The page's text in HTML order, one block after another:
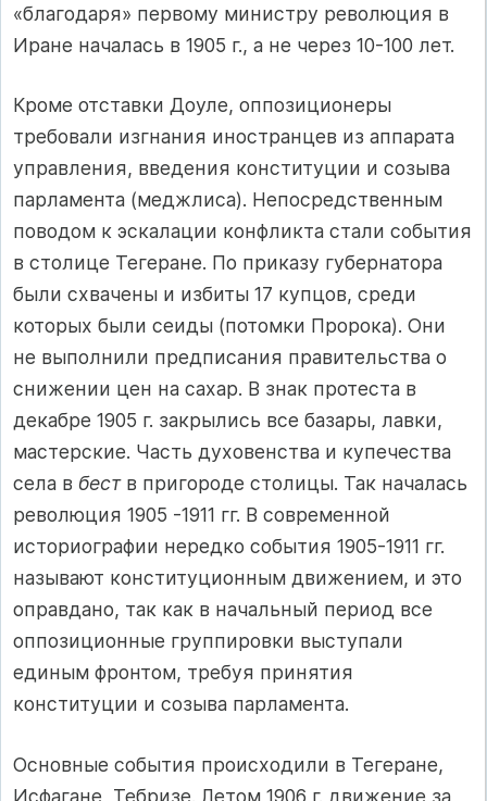
«благодаря» первому министру революция в
Иране началась в 1905 г., а не через 10-100 лет.
Кроме отставки Доуле, оппозиционеры
требовали изгнания иностранцев из аппарата
управления, введения конституции и созыва
парламента (меджлиса). Непосредственным
поводом к эскалации конфликта стали события
в столице Тегеране. По приказу губернатора
были схвачены и избиты 17 купцов, среди
которых были сеиды (потомки Пророка). Они
не выполнили предписания правительства о
снижении цен на сахар. В знак протеста в
декабре 1905 г. закрылись все базары, лавки,
мастерские. Часть духовенства и купечества
села в беств пригороде столицы. Так началась
революция 1905 -1911 гг. В современной
историографии нередко события 1905-1911 гг.
называют конституционным движением, и это
оправдано, так как в начальный период все
оппозиционные группировки выступали
единым фронтом, требуя принятия
конституции и созыва парламента.
Основные события происходили в Тегеране,
Исфагане, Тебризе. Летом 1906 г. движение за